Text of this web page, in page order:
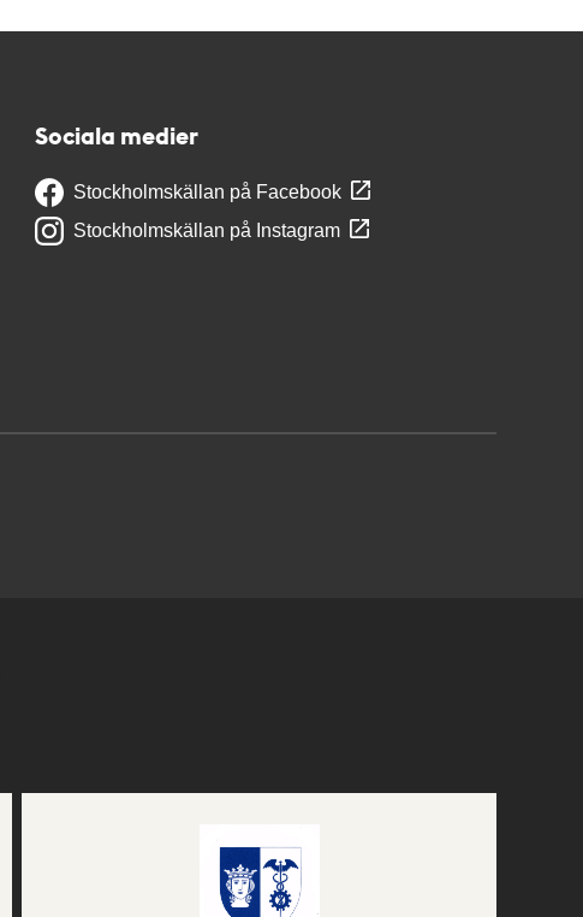
Sociala medier
Stockholmskällan på Facebook
Stockholmskällan på Instagram